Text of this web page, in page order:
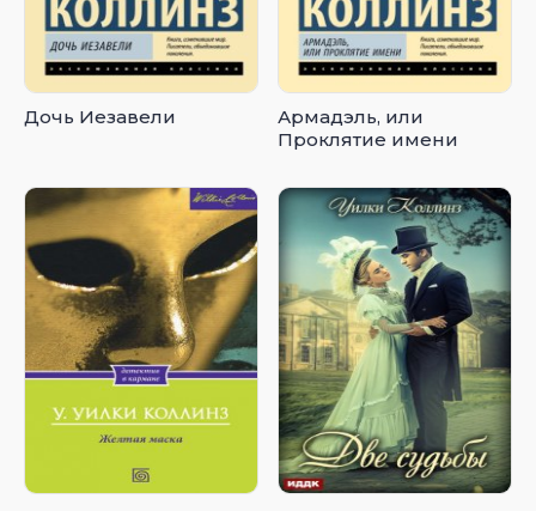
Дочь Иезавели
Армадэль, или
Проклятие имени